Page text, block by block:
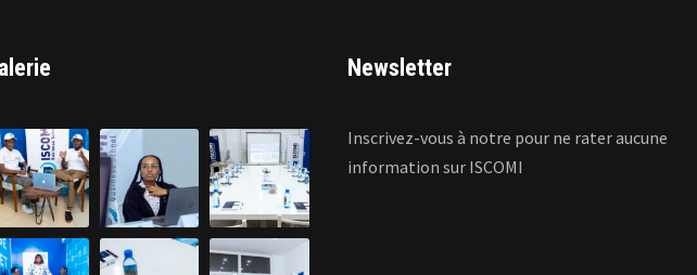
Newsletter
Inscrivez-vous à notre pour ne rater aucune
information sur ISCOMI